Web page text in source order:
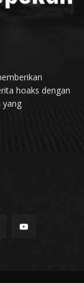
hoaks dengan
yang